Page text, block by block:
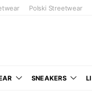
Polski Streetwear
SNEAKERS